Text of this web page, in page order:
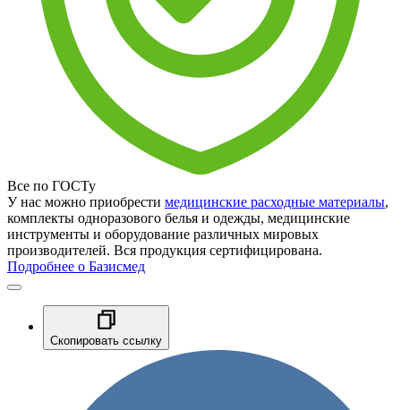
Все по ГОСТу
У нас можно приобрести медицинские расходные материалы,
комплекты одноразового белья и одежды, медицинские
инструменты и оборудование различных мировых
производителей. Вся продукция сертифицирована.
Подробнее о Базисмед
Скопировать ссылку